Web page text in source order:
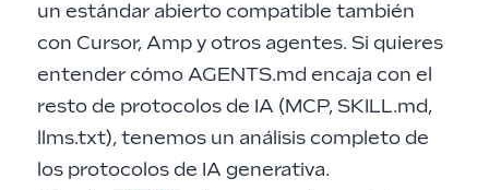
un estándar abierto compatible también
con Cursor, Amp y otros agentes. Si quieres
entender cómo AGENTS.md encaja con el
resto de protocolos de IA (MCP, SKILL.md,
llms.txt), tenemos un análisis completo de
los protocolos de IA generativa.